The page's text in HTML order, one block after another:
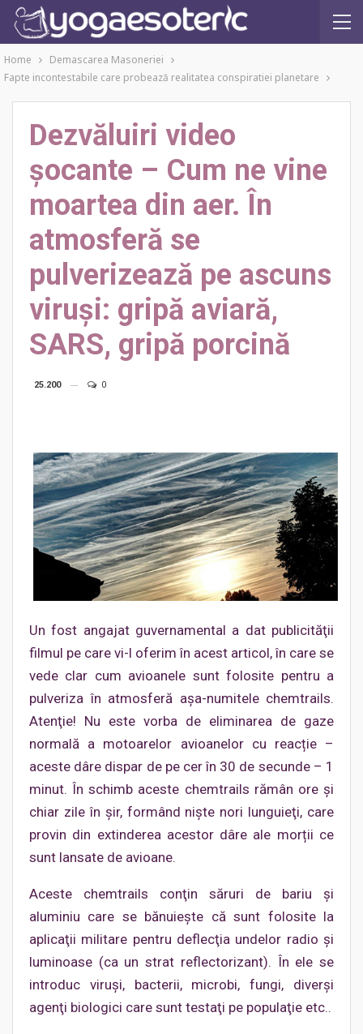
Home
Demascarea Masoneriei
Fapte incontestabile care probează realitatea conspiratiei planetare
Dezvăluiri video
șocante – Cum ne vine
moartea din aer. În
atmosferă se
pulverizează pe ascuns
viruși: gripă aviară,
SARS, gripă porcină
25.200 0
Un fost angajat guvernamental a dat publicităţii
filmul pe care vi-l oferim în acest articol, în care se
vede clar cum avioanele sunt folosite pentru a
pulveriza în atmosferă aşa-numitele chemtrails.
Atenţie! Nu este vorba de eliminarea de gaze
normală a motoarelor avioanelor cu reacție –
aceste dâre dispar de pe cer în 30 de secunde – 1
minut. În schimb aceste chemtrails rămân ore şi
chiar zile în șir, formând nişte nori lunguieţi, care
provin din extinderea acestor dâre ale morții ce
sunt lansate de avioane.
Aceste chemtrails conţin săruri de bariu şi
aluminiu care se bănuieşte că sunt folosite la
aplicaţii militare pentru deflecţia undelor radio şi
luminoase (ca un strat reflectorizant). În ele se
introduc viruşi, bacterii, microbi, fungi, diverşi
agenţi biologici care sunt testaţi pe populaţie etc..